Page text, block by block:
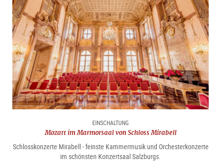
EINSCHALTUNG
Mozart im Marmorsaal von Schloss Mirabell
Schlosskonzerte Mirabell - feinste Kammermusik und Orchesterkonzerte
im schönsten Konzertsaal Salzburgs.